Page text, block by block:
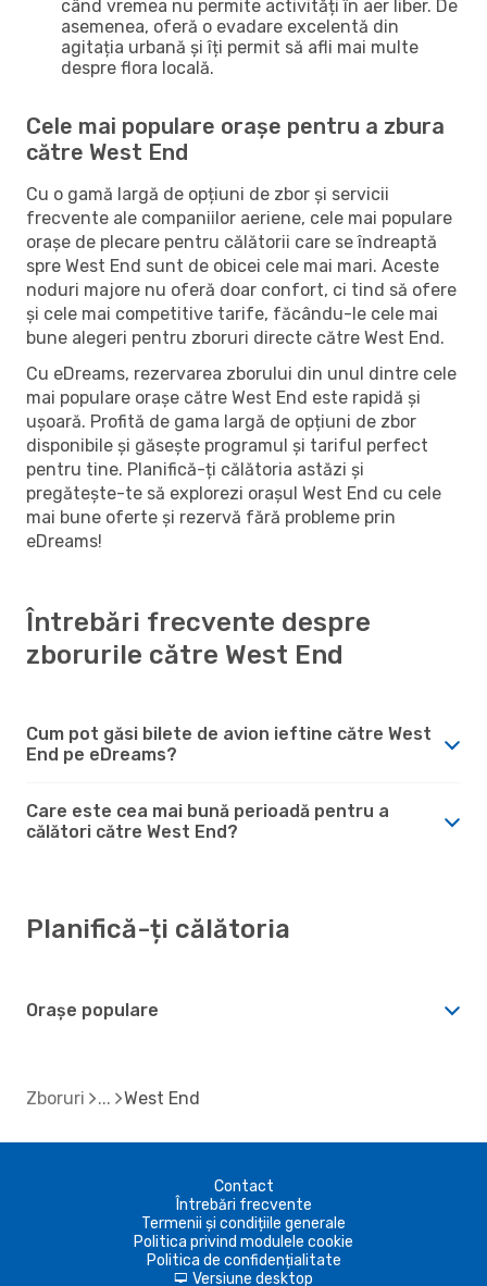
când vremea nu permite activități în aer liber. De
asemenea, oferă o evadare excelentă din
agitația urbană și îți permit să afli mai multe
despre flora locală.
Cele mai populare orașe pentru a zbura
către West End
Cu o gamă largă de opțiuni de zbor și servicii
frecvente ale companiilor aeriene, cele mai populare
orașe de plecare pentru călătorii care se îndreaptă
spre West End sunt de obicei cele mai mari. Aceste
noduri majore nu oferă doar confort, ci tind să ofere
și cele mai competitive tarife, făcându-le cele mai
bune alegeri pentru zboruri directe către West End.
Cu eDreams, rezervarea zborului din unul dintre cele
mai populare orașe către West End este rapidă și
ușoară. Profită de gama largă de opțiuni de zbor
disponibile și găsește programul și tariful perfect
pentru tine. Planifică-ți călătoria astăzi și
pregătește-te să explorezi orașul West End cu cele
mai bune oferte și rezervă fără probleme prin
eDreams!
Întrebări frecvente despre
zborurile către West End
Cum pot găsi bilete de avion ieftine către West
End pe eDreams?
Care este cea mai bună perioadă pentru a
călători către West End?
Planifică-ți călătoria
Orașe populare
Zboruri West End
Contact
Întrebări frecvente
Termenii și condițiile generale
Politica privind modulele cookie
Politica de confidențialitate
d Versiune desktop